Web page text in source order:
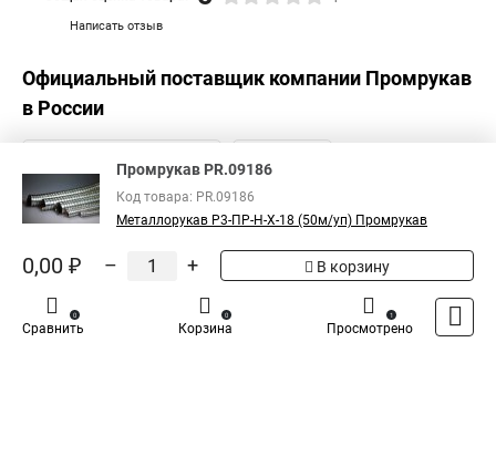
Написать отзыв
Официальный поставщик компании Промрукав
в России
Промрукав PR.09186
Код товара: PR.09186
Металлорукав Р3-ПР-Н-Х-18 (50м/уп) Промрукав
0,00 ₽ – + В корзину
Сравнить
0
Корзина
0
Просмотрено
1